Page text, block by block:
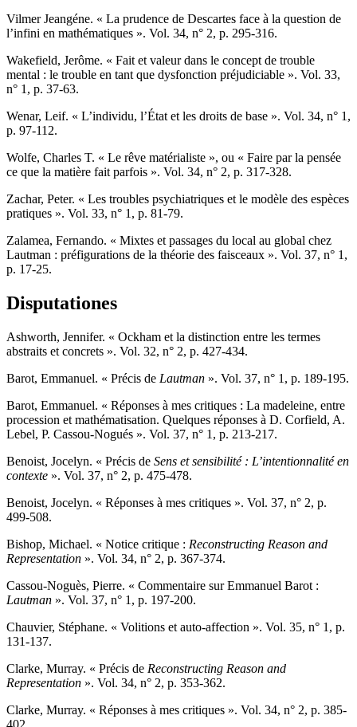
Vilmer Jeangéne. « La prudence de Descartes face à la question de
l’infini en mathématiques ». Vol. 34, n° 2, p. 295-316.
Wakefield, Jerôme. « Fait et valeur dans le concept de trouble
mental : le trouble en tant que dysfonction préjudiciable ». Vol. 33,
n° 1, p. 37-63.
Wenar, Leif. « L’individu, l’État et les droits de base ». Vol. 34, n° 1,
p. 97-112.
Wolfe, Charles T. « Le rêve matérialiste », ou « Faire par la pensée
ce que la matière fait parfois ». Vol. 34, n° 2, p. 317-328.
Zachar, Peter. « Les troubles psychiatriques et le modèle des espèces
pratiques ». Vol. 33, n° 1, p. 81-79.
Zalamea, Fernando. « Mixtes et passages du local au global chez
Lautman : préfigurations de la théorie des faisceaux ». Vol. 37, n° 1,
p. 17-25.
Disputationes
Ashworth, Jennifer. « Ockham et la distinction entre les termes
abstraits et concrets ». Vol. 32, n° 2, p. 427-434.
Barot, Emmanuel. « Précis de Lautman ». Vol. 37, n° 1, p. 189-195.
Barot, Emmanuel. « Réponses à mes critiques : La madeleine, entre
procession et mathématisation. Quelques réponses à D. Corfield, A.
Lebel, P. Cassou-Nogués ». Vol. 37, n° 1, p. 213-217.
Benoist, Jocelyn. « Précis de Sens et sensibilité : L’intentionnalité en
contexte ». Vol. 37, n° 2, p. 475-478.
Benoist, Jocelyn. « Réponses à mes critiques ». Vol. 37, n° 2, p.
499-508.
Bishop, Michael. « Notice critique : Reconstructing Reason and
Representation ». Vol. 34, n° 2, p. 367-374.
Cassou-Noguès, Pierre. « Commentaire sur Emmanuel Barot :
Lautman ». Vol. 37, n° 1, p. 197-200.
Chauvier, Stéphane. « Volitions et auto-affection ». Vol. 35, n° 1, p.
131-137.
Clarke, Murray. « Précis de Reconstructing Reason and
Representation ». Vol. 34, n° 2, p. 353-362.
Clarke, Murray. « Réponses à mes critiques ». Vol. 34, n° 2, p. 385-
402.